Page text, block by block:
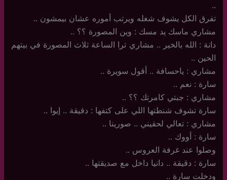
..
تفرق الكل يشوف شغله ويرتب أموره عشان بيمشون ..
مشاري ماسك يد مسك : وين المصورة ؟؟ ..
دانة : الله بالخير .. مشاري ترا الساعة ثلاث المصورة في بيتهم
الحين ..
مشاري : ياحسافة .. أقول سويرة ..
سارة : نعم ..
مشاري : جبتي كامرتك ؟؟ ..
سارة تشوف شنطتها اللي على كتفها : دقيقة .. إيوا ..
مشاري : تعالي لحقيني .. صورينا ..
سارة : أووك ..
وصلوا عند غرفة العروس ..
سارة : دقيقة .. دانيا داخل مع صديقتها ..
ودخلت سارة ..